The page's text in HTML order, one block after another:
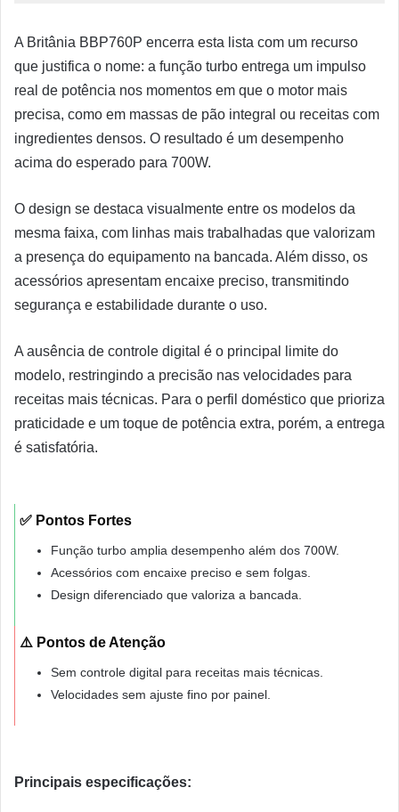
A Britânia BBP760P encerra esta lista com um recurso
que justifica o nome: a função turbo entrega um impulso
real de potência nos momentos em que o motor mais
precisa, como em massas de pão integral ou receitas com
ingredientes densos. O resultado é um desempenho
acima do esperado para 700W.
O design se destaca visualmente entre os modelos da
mesma faixa, com linhas mais trabalhadas que valorizam
a presença do equipamento na bancada. Além disso, os
acessórios apresentam encaixe preciso, transmitindo
segurança e estabilidade durante o uso.
A ausência de controle digital é o principal limite do
modelo, restringindo a precisão nas velocidades para
receitas mais técnicas. Para o perfil doméstico que prioriza
praticidade e um toque de potência extra, porém, a entrega
é satisfatória.
✅ Pontos Fortes
Função turbo amplia desempenho além dos 700W.
Acessórios com encaixe preciso e sem folgas.
Design diferenciado que valoriza a bancada.
⚠️ Pontos de Atenção
Sem controle digital para receitas mais técnicas.
Velocidades sem ajuste fino por painel.
Principais especificações: